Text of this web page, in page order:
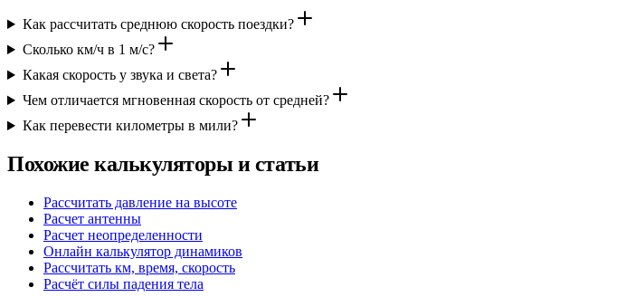
Как рассчитать среднюю скорость поездки?
Сколько км/ч в 1 м/с?
Какая скорость у звука и света?
Чем отличается мгновенная скорость от средней?
Как перевести километры в мили?
Похожие калькуляторы и статьи
Рассчитать давление на высоте
Расчет антенны
Расчет неопределенности
Онлайн калькулятор динамиков
Рассчитать км, время, скорость
Расчёт силы падения тела